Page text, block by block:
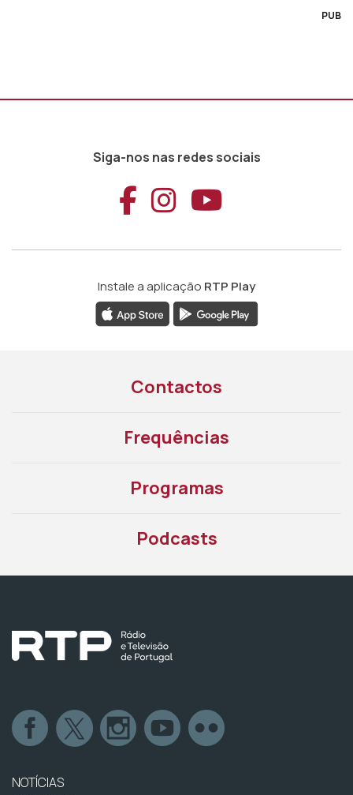
PUB
Siga-nos nas redes sociais
Aceder ao
Aceder ao
Aceder
Instale a aplicação RTP Play
Contactos
Frequências
Programas
Podcasts
NOTÍCIAS